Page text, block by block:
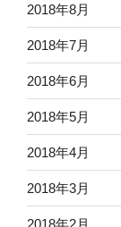
2018年8月
2018年7月
2018年6月
2018年5月
2018年4月
2018年3月
2018年2月